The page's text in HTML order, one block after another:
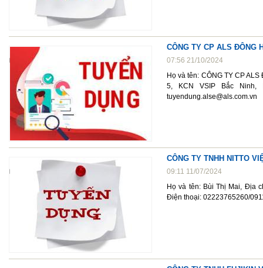
CÔNG TY CP ALS ĐÔNG
07:56 21/10/2024
Họ và tên: CÔNG TY CP
5, KCN VSIP Bắc Ninh,
tuyendung.alse@als.com.vn
CÔNG TY TNHH NITTO
09:11 11/07/2024
Họ và tên: Bùi Thị Mai, Địa
Điện thoại: 02223765260/